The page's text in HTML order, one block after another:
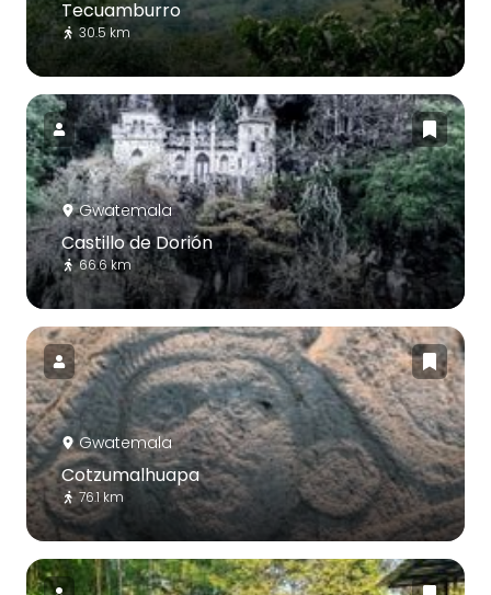
Tecuamburro
30.5 km
Gwatemala
Castillo de Dorión
66.6 km
Gwatemala
Cotzumalhuapa
76.1 km